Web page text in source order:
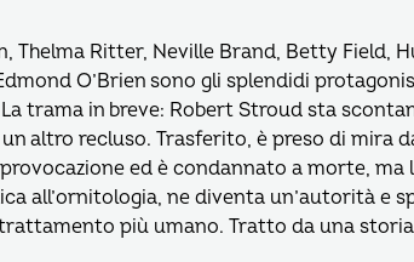
Thelma Ritter, Neville Brand, Betty Field,
O’Brien sono gli splendidi
trama in breve: Robert Stroud sta
altro recluso. Trasferito, è preso di mira
ed è condannato a morte, ma
all’ornitologia, ne diventa un’autorità e
più umano. Tratto da una